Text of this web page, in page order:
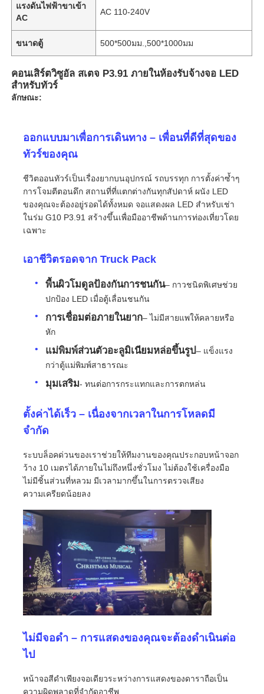
บ้าน
วิดีโอ
รายการ VR
ทัวร์โรงงาน
การควบคุมคุณภาพ
ติดต่อเรา
ข่าว
กรณี
แรงดันไฟฟ้าขาเข้า
AC
AC 110-240V
ขนาดตู้ 500*500มม.,500*1000มม
คอนเสิร์ตวิซูอัล สเตจ P3.91 ภายในห้องรับจ้างจอ LED
สําหรับทัวร์
ลักษณะ:
ออกแบบมาเพื่อการเดินทาง – เพื่อนที่ดีที่สุดของ
ทัวร์ของคุณ
ชีวิตออนทัวร์เป็นเรื่องยากบนอุปกรณ์ รถบรรทุก การตั้งค่าซ้ำๆ
การโจมตีตอนดึก สถานที่ที่แตกต่างกันทุกสัปดาห์ ผนัง LED
ของคุณจะต้องอยู่รอดได้ทั้งหมด จอแสดงผล LED สำหรับเช่า
ในร่ม G10 P3.91 สร้างขึ้นเพื่อมืออาชีพด้านการท่องเที่ยวโดย
เฉพาะ
เอาชีวิตรอดจาก Truck Pack
พื้นผิวโมดูลป้องกันการชนกัน– กาวชนิดพิเศษช่วย
ปกป้อง LED เมื่อตู้เลื่อนชนกัน
การเชื่อมต่อภายในยาก– ไม่มีสายแพให้คลายหรือ
หัก
แม่พิมพ์ส่วนตัวอะลูมิเนียมหล่อขึ้นรูป– แข็งแรง
กว่าตู้แม่พิมพ์สาธารณะ
มุมเสริม- ทนต่อการกระแทกและการตกหล่น
ตั้งค่าได้เร็ว – เนื่องจากเวลาในการโหลดมี
จำกัด
ระบบล็อคด่วนของเราช่วยให้ทีมงานของคุณประกอบหน้าจอก
ว้าง 10 เมตรได้ภายในไม่ถึงหนึ่งชั่วโมง ไม่ต้องใช้เครื่องมือ
ไม่มีชิ้นส่วนที่หลวม มีเวลามากขึ้นในการตรวจเสียง
ความเครียดน้อยลง
ไม่มีจอดำ – การแสดงของคุณจะต้องดำเนินต่อ
ไป
หน้าจอสีดำเพียงจอเดียวระหว่างการแสดงของดาราถือเป็น
ความผิดพลาดที่จำกัดอาชีพ